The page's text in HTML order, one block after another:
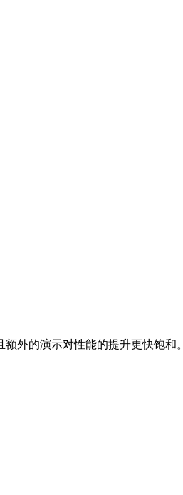
外的演示对性能的提升更快饱和。